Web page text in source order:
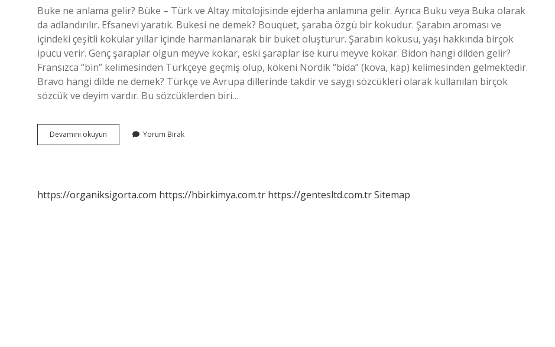
Buke ne anlama gelir? Büke – Türk ve Altay mitolojisinde ejderha anlamına gelir. Ayrıca Buku veya Buka olarak
da adlandırılır. Efsanevi yaratık. Bukesi ne demek? Bouquet, şaraba özgü bir kokudur. Şarabın aroması ve
içindeki çeşitli kokular yıllar içinde harmanlanarak bir buket oluşturur. Şarabın kokusu, yaşı hakkında birçok
ipucu verir. Genç şaraplar olgun meyve kokar, eski şaraplar ise kuru meyve kokar. Bidon hangi dilden gelir?
Fransızca “bin” kelimesinden Türkçeye geçmiş olup, kökeni Nordik “bida” (kova, kap) kelimesinden gelmektedir.
Bravo hangi dilde ne demek? Türkçe ve Avrupa dillerinde takdir ve saygı sözcükleri olarak kullanılan birçok
sözcük ve deyim vardır. Bu sözcüklerden biri…
Devamını okuyun
Hangi
Yorum Bırak
https://organiksigorta.com https://hbirkimya.com.tr https://gentesltd.com.trSitemap